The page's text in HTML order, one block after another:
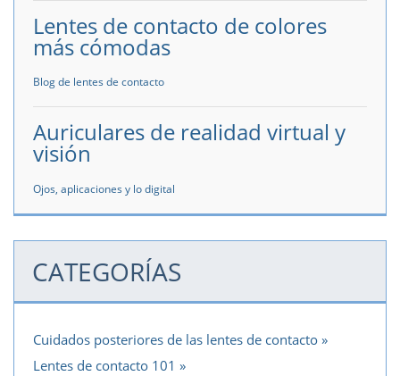
Lentes de contacto de colores
más cómodas
Blog de lentes de contacto
Auriculares de realidad virtual y
visión
Ojos, aplicaciones y lo digital
CATEGORÍAS
Cuidados posteriores de las lentes de contacto
Lentes de contacto 101